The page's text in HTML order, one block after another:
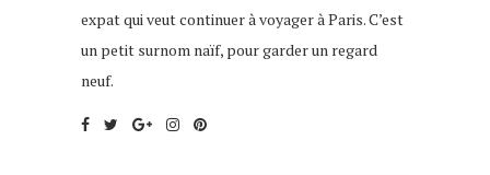
expat qui veut continuer à voyager à Paris. C’est
un petit surnom naïf, pour garder un regard
neuf.